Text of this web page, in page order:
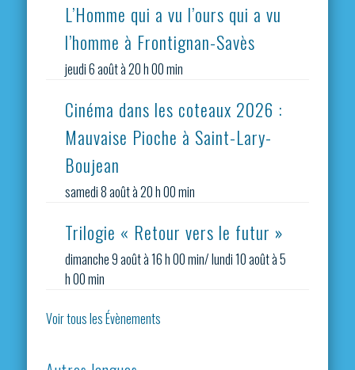
L’Homme qui a vu l’ours qui a vu
l’homme à Frontignan-Savès
jeudi 6 août à 20 h 00 min
Cinéma dans les coteaux 2026 :
Mauvaise Pioche à Saint-Lary-
Boujean
samedi 8 août à 20 h 00 min
Trilogie « Retour vers le futur »
dimanche 9 août à 16 h 00 min/lundi 10 août à 5
h 00 min
Voir tous les Évènements